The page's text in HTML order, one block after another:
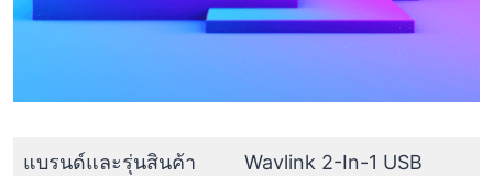
แบรนด์และรุ่นสินค้า Wavlink 2-In-1 USB